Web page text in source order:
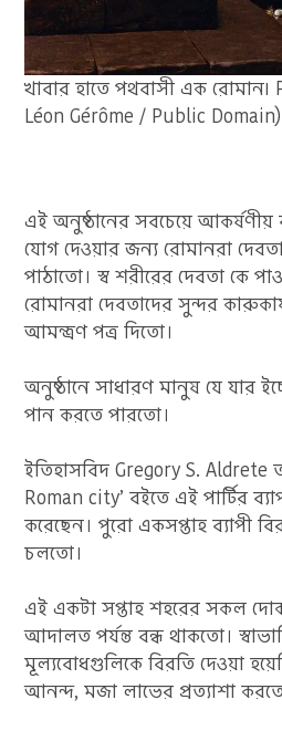
খাবার হাতে পথবাসী এক
Léon Gérôme / Public Domain)
এই অনুষ্ঠানের সবচেয়ে আকর্ষণীয়
যোগ দেওয়ার জন্য রোমানরা
পাঠাতো। স্ব শরীরের দেবতা কে
রোমানরা দেবতাদের সুন্দর
আমন্ত্রণ পত্র দিতো।
অনুষ্ঠানে সাধারণ মানুষ যে যার
পান করতে পারতো।
ইতিহাসবিদ Gregory S.
Roman city’ বইতে এই পার্টির
করেছেন। পুরো একসপ্তাহ ব্যাপী
চলতো।
এই একটা সপ্তাহ শহরের সকল
আদালত পর্যন্ত বন্ধ থাকতো।
মূল্যবোধগুলিকে বিরতি দেওয়া
আনন্দ, মজা লাভের প্রত্যাশা